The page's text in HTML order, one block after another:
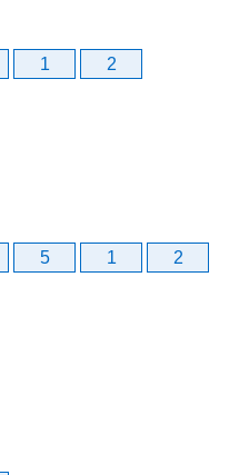
1 2
5 1
2